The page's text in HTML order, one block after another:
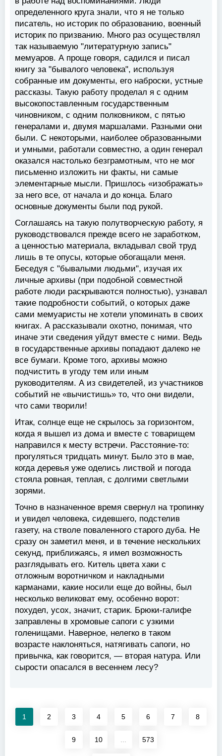
определенного круга знали, что я не только
писатель, но историк по образованию, военный
историк по призванию. Много раз осуществлял
так называемую "литературную запись"
мемуаров. А проще говоря, садился и писал
книгу за "бывалого человека", используя
собранные им документы, его наброски, устные
рассказы. Такую работу проделал я с одним
высокопоставленным государственным
чиновником, с одним полковником, с пятью
генералами и, двумя маршалами. Разными они
были. С некоторыми, наиболее образованными
и умными, работали совместно, а один генерал
оказался настолько безграмотным, что не мог
письменно изложить ни факты, ни самые
элементарные мысли. Пришлось «изображать»
за него все, от начала и до конца. Благо
основные документы были под рукой.
Соглашаясь на такую полутворческую работу, я
руководствовался прежде всего не заработком,
а ценностью материала, вкладывал свой труд
лишь в те опусы, которые обогащали меня.
Беседуя с "бывалыми людьми", изучая их
личные архивы (при подобной совместной
работе люди раскрываются полностью), узнавал
такие подробности событий, о которых даже
сами мемуаристы не хотели упоминать в своих
книгах. А рассказывали охотно, понимая, что
иначе эти сведения уйдут вместе с ними. Ведь
в государственные архивы попадают далеко не
все бумаги. Кроме того, архивы можно
подчистить в угоду тем или иным
руководителям. А из свидетелей, из участников
событий не «вычистишь» то, что они видели,
что сами творили!
Итак, солнце еще не скрылось за горизонтом,
когда я вышел из дома и вместе с товарищем
направился к месту встречи. Расстояние-то:
прогуляться тридцать минут. Было это в мае,
когда деревья уже оделись листвой и погода
стояла ровная, теплая, с долгими светлыми
зорями.
Точно в назначенное время свернул на тропинку
и увидел человека, сидевшего, подстелив
газету, на стволе поваленного старого дуба. Не
сразу он заметил меня, и в течение нескольких
секунд, приближаясь, я имел возможность
разглядывать его. Китель цвета хаки с
отложным воротничком и накладными
карманами, какие носили еще до войны, был
несколько великоват ему, особенно ворот:
похудел, усох, значит, старик. Брюки-галифе
заправлены в хромовые сапоги с узкими
голенищами. Наверное, нелегко в таком
возрасте наклоняться, натягивать сапоги, но
привычка, как говорится, — вторая натура. Или
сырости опасался в весеннем лесу?
1 2 3 4 5 6 7 8
9 10 ... 573